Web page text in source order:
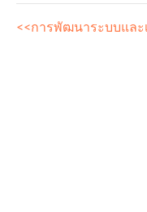
<<การพัฒนาระบบแล